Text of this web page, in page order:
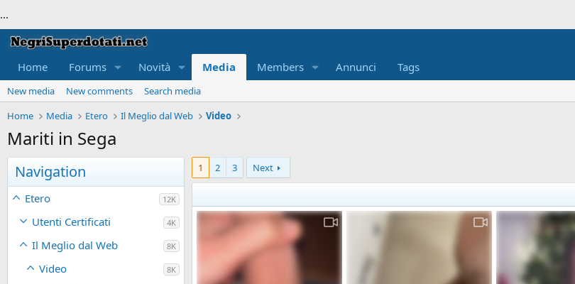
...
Home Forums Novità Media Members Annunci Tags
New media New comments
Search media
Home
Media Etero Il Meglio dal Web Video
Mariti in Sega
Navigation
Etero 12K
Utenti Certificati 4K
Il Meglio dal Web 8K
Video 8K
1 2 3 Next